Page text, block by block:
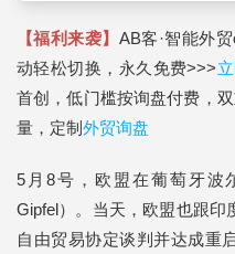
【福利来袭】 AB客·智能外
动轻松切换，永久免费>>>
首创，低门槛按询盘付费，
量，定制 外贸询盘
5月8号，欧盟在葡萄牙波
Gipfel）。当天，欧盟也跟印
自由贸易协定谈判并达成重